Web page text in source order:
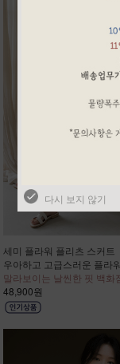
세미 플라워 플리츠 스커트
우아하고 고급스러운 플라
말라보이는 날씬한 핏 백화
48,900원
다시 보지 않기